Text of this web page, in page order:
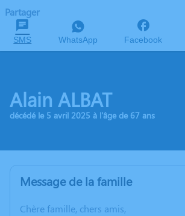
Partager
SMS WhatsApp Facebook
Alain ALBAT
décédé le 5 avril 2025 à l'âge de 67 ans
Message de la famille
Chère famille, chers amis,